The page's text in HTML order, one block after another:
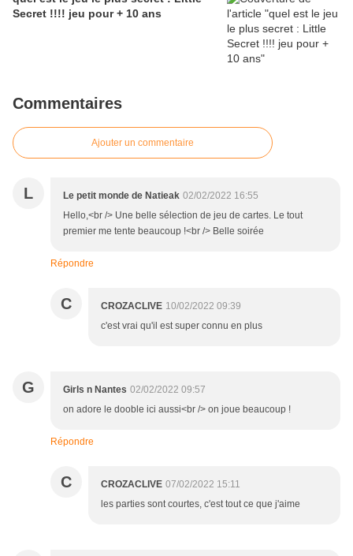
Secret !!!! jeu pour + 10 ans
Commentaires
Ajouter un commentaire
L Le petit monde de Natieak 02/02/2022 16:55
Hello,<br /> Une belle sélection de jeu de cartes. Le tout
premier me tente beaucoup !<br /> Belle soirée
Répondre
C CROZACLIVE 10/02/2022 09:39
c'est vrai qu'il est super connu en plus
G Girls n Nantes 02/02/2022 09:57
on adore le dooble ici aussi<br /> on joue beaucoup !
Répondre
C CROZACLIVE 07/02/2022 15:11
les parties sont courtes, c'est tout ce que j'aime